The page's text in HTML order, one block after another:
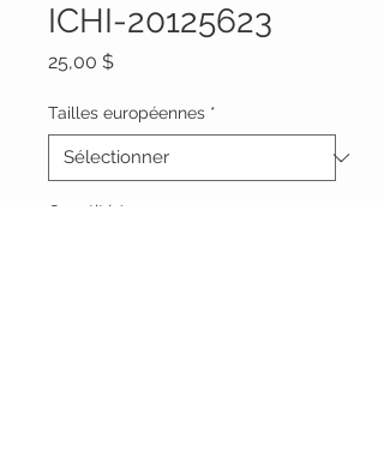
ICHI-20125623
25,00 $Prix
Tailles européennes *
Quantité *